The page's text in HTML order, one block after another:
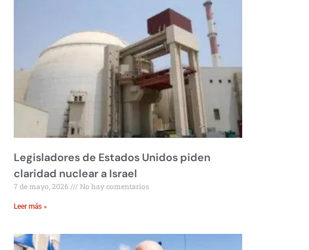
Legisladores de Estados Unidos piden
claridad nuclear a Israel
7 de mayo, 2026 No hay comentarios
Leer más »